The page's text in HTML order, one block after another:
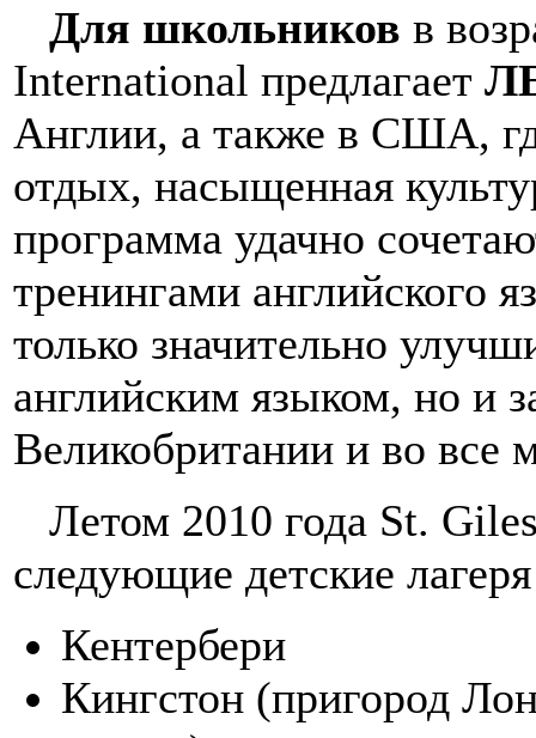
Для школьников в
International предлагает
Англии, а также в США,
отдых, насыщенная
программа удачно
тренингами английского
только значительно
английским языком, но и
Великобритании и во все
Летом 2010 года St.
следующие детские
Кентербери
Кингстон (пригород